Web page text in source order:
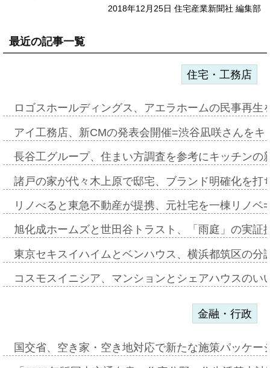
2018年12月25日 住宅産業新聞社 編集部
最近の記事一覧
住宅・工務店
ロゴスホールディングス、アエラホームの民事再
アイ工務店、新CMの発表会開催=渋谷凪咲さんを
長谷工グループ、住まい方調査を参考にキッチン
諸戸の家が代々木上原で邸宅、ブランド明確化を
リノべると東急不動産が提携、元社宅を一棟リノ
旭化成ホームズと世田谷トラスト、「雨庭」の実
東京セキスイハイムとベンハウス、横浜都筑区の
コスモスイニシア、マンションとシェアハウスの
金融・行政
国交省、空き家・空き地対応で新たな施策パッケ